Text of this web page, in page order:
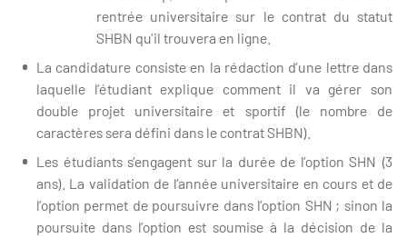
rentrée universitaire sur le contrat du statut
SHBN qu’il trouvera en ligne.
La candidature consiste en la rédaction d’une lettre dans
laquelle l’étudiant explique comment il va gérer son
double projet universitaire et sportif (le nombre de
caractères sera défini dans le contrat SHBN).
Les étudiants s’engagent sur la durée de l’option SHN (3
ans). La validation de l’année universitaire en cours et de
l’option permet de poursuivre dans l’option SHN ; sinon la
poursuite dans l’option est soumise à la décision de la